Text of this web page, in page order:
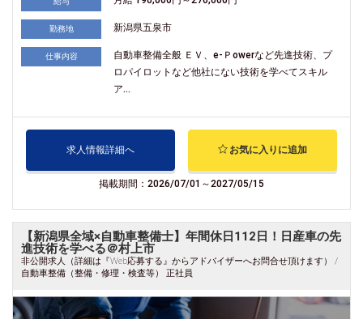
勤務地 新潟県五泉市
仕事内容
自動車整備全般 ＥＶ、e-Ｐowerなど先進技術、プ
ロパイロットなど他社にない技術を学べてスキル
ア...
求人情報詳細へ お気に入りに追加
掲載期間：2026/07/01～2027/05/15
【新潟県全域×自動車整備士】年間休日112日！日産車の先
進技術を学べる＠村上市
非公開求人（詳細は『Web応募する』からアドバイザーへお問合せ頂けます） /
自動車整備（整備・修理・検査等） 正社員